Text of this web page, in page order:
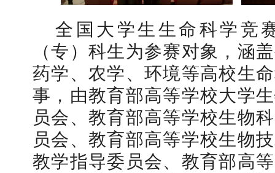
全国大学生生命科学竞
（专）科生为参赛对象，涵
药学、农学、环境等高校生
事，由教育部高等学校大学
员会、教育部高等学校生物
员会、教育部高等学校生物
教学指导委员会、教育部高
北工商光影——2025年冬天